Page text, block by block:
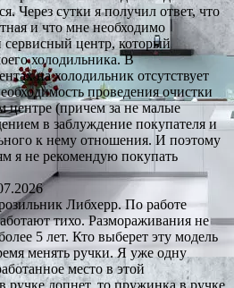
Через сутки я получил ответ, что
и что мне необходимо
центр, который
холодильника. В
на холодильник отсутствует
проведения очистки
центре (причем за не малые
в заблуждение покупателя и
к нему отношения. И поэтому
я не рекомендую покупать
Либхерр. По работе
тихо. Размораживания не
5 лет. Кто выберет эту модель
менять ручки. Я уже одну
место в этой
ручке лопнет, то пружинка в ручке